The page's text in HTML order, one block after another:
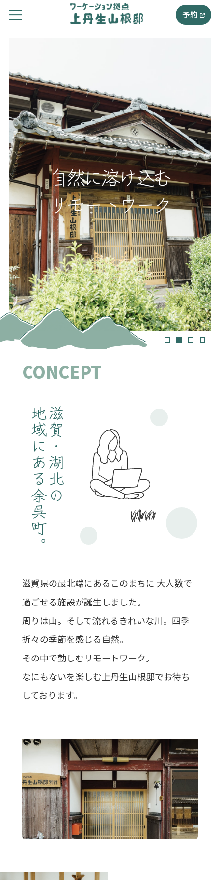
予約
自然に溶け込む
リモートワーク
CONCEPT
滋賀・湖北の
地域にある余呉町。
滋賀県の最北端にあるこのまちに 大人数で
過ごせる施設が誕生しました。
周りは山。そして流れるきれいな川。四季
折々の季節を感じる自然。
その中で勤しむリモートワーク。
なにもないを楽しむ上丹生山根邸でお待ち
しております。